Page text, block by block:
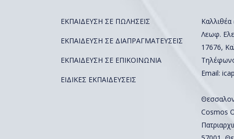
ΕΚΠΑΙΔΕΥΣΗ ΣΕ ΠΩΛΗΣΕΙΣ
ΕΚΠΑΙΔΕΥΣΗ ΣΕ ΔΙΑΠΡΑΓΜΑΤΕΥΣΕΙΣ
ΕΚΠΑΙΔΕΥΣΗ ΣΕ ΕΠΙΚΟΙΝΩΝΙΑ
ΕΙΔΙΚΕΣ ΕΚΠΑΙΔΕΥΣΕΙΣ
Καλλιθέα
Λεωφ.
17676,
Email:
Cosmos